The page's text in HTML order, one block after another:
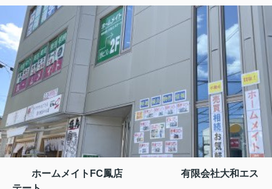
線も気にせずに済みます。 さらに日当たりも良く、風通しも良い
です。 低層階に比較すると空き巣被害の件数も少なく、防犯性
も...
ホームメイトFC鳳店 有限会社大和エス